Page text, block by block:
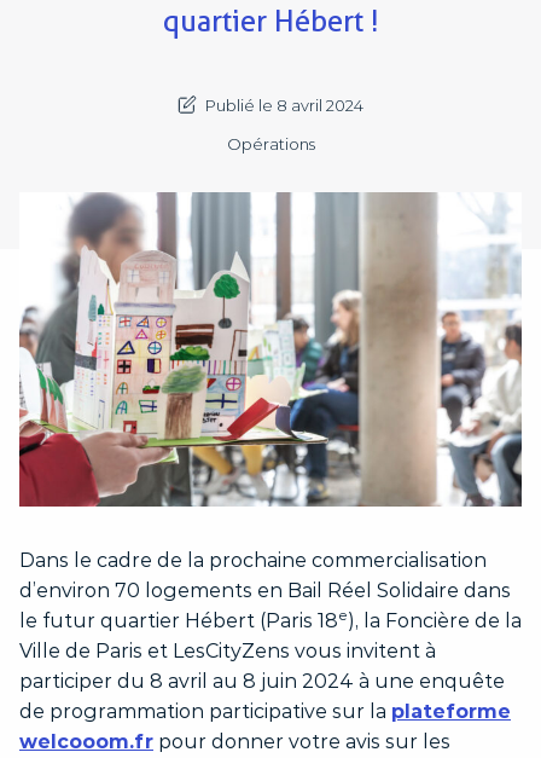
quartier Hébert !
Publié le 8 avril 2024
Opérations
Dans le cadre de la prochaine commercialisation
d’environ 70 logements en Bail Réel Solidaire dans
le futur quartier Hébert (Paris 18e), la Foncière de la
Ville de Paris et LesCityZens vous invitent à
participer du 8 avril au 8 juin 2024 à une enquête
de programmation participative sur la plateforme
welcooom.fr pour donner votre avis sur les